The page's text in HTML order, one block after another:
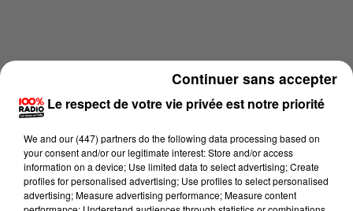
Le respect de votre vie privée est notre priorité
We and our (447) partnersdo the following data processing based on
your consent and/or our legitimate interest: Store and/or access
information on a device; Use limited data to select advertising; Create
profiles for personalised advertising; Use profiles to select personalised
advertising; Measure advertising performance; Measure content
Continuer sans accepter